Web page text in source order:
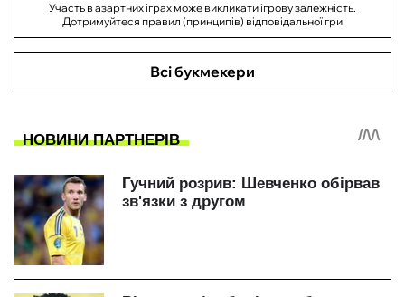
Участь в азартних іграх може викликати ігрову залежність.
Дотримуйтеся правил (принципів) відповідальної гри
Всі букмекери